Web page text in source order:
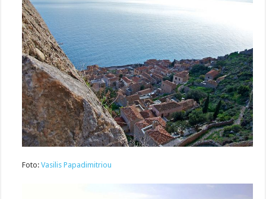
Foto:Vasilis Papadimitriou